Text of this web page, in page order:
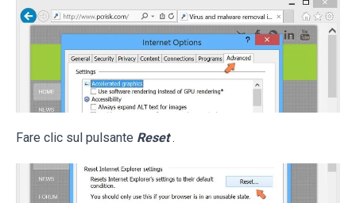
Fare clic sul pulsante Reset .